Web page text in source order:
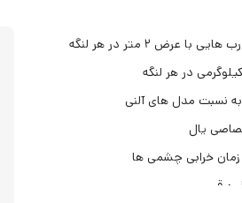
نسبت مدل های آلنی
یال
خرابی چشمی ها